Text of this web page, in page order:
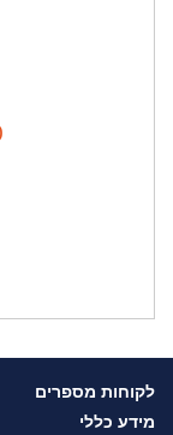
לקוחות מספרים
מידע כללי